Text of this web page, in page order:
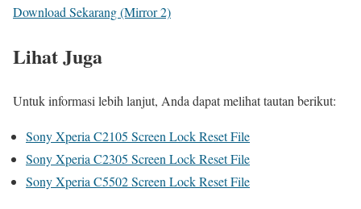
Download Sekarang (Mirror 2)
Lihat Juga
Untuk informasi lebih lanjut, Anda dapat melihat tautan berikut:
Sony Xperia C2105 Screen Lock Reset File
Sony Xperia C2305 Screen Lock Reset File
Sony Xperia C5502 Screen Lock Reset File